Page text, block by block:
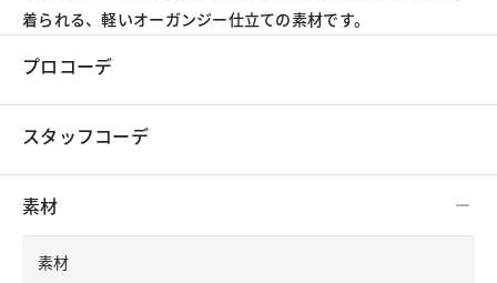
着られる、軽いオーガンジー仕立ての素材です。
プロコーデ
スタッフコーデ
素材
素材